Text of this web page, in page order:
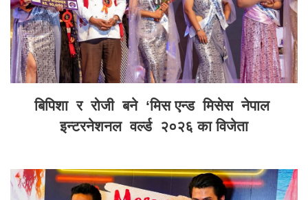
बिपिशा र रोजी बने ‘मिस एन्ड मिसेस नेपाल
इन्टरनेशनल वर्ल्ड २०२६ का विजेता